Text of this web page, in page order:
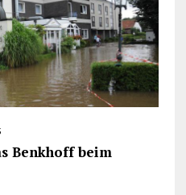
Benkhoff beim